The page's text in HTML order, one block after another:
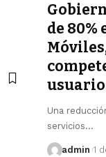
de 80%
Una
servicios…
admin 1